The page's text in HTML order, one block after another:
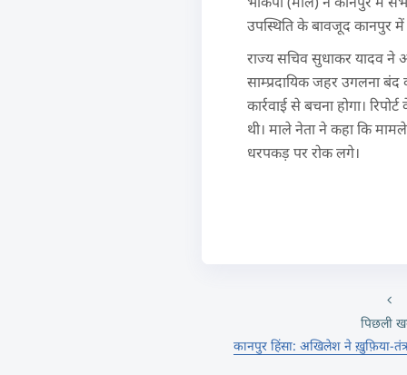
उपस्थिति के बावजूद कानपुर में
राज्य सचिव सुधाकर यादव ने
साम्प्रदायिक जहर उगलना
कार्रवाई से बचना होगा।
थी। माले नेता ने कहा कि
धरपकड़ पर रोक लगे।
पिछली
कानपुर हिंसा: अखिलेश ने ख़ुफ़िया-